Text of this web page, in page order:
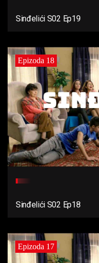
Sinđelići S02 Ep19
Epizoda 18
Sinđelići S02 Ep18
Epizoda 17